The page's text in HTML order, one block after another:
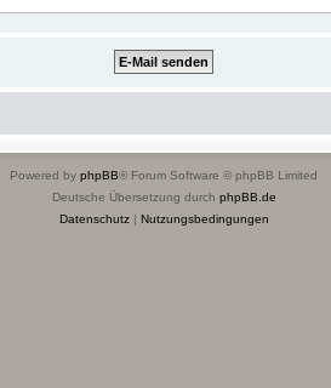
Powered by phpBB® Forum Software © phpBB Limited
Deutsche Übersetzung durch phpBB.de
Datenschutz| Nutzungsbedingungen